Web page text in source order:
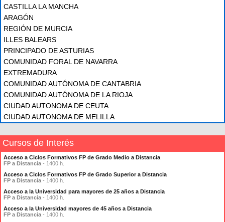
CASTILLA LA MANCHA
ARAGÓN
REGIÓN DE MURCIA
ILLES BALEARS
PRINCIPADO DE ASTURIAS
COMUNIDAD FORAL DE NAVARRA
EXTREMADURA
COMUNIDAD AUTÓNOMA DE CANTABRIA
COMUNIDAD AUTÓNOMA DE LA RIOJA
CIUDAD AUTONOMA DE CEUTA
CIUDAD AUTONOMA DE MELILLA
Cursos de Interés
Acceso a Ciclos Formativos FP de Grado Medio a Distancia
FP a Distancia - 1400 h.
Acceso a Ciclos Formativos FP de Grado Superior a Distancia
FP a Distancia - 1400 h.
Acceso a la Universidad para mayores de 25 años a Distancia
FP a Distancia - 1400 h.
Acceso a la Universidad mayores de 45 años a Distancia
FP a Distancia - 1400 h.